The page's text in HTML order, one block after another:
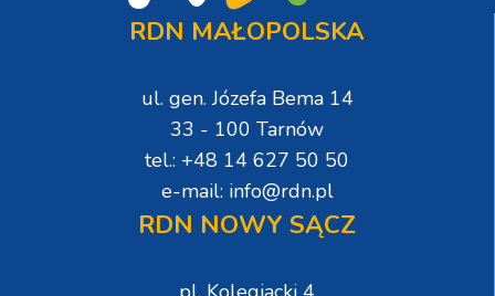
RDN MAŁOPOLSKA
ul. gen. Józefa Bema 14
33 - 100 Tarnów
tel.: +48 14 627 50 50
e-mail: info@rdn.pl
RDN NOWY SĄCZ